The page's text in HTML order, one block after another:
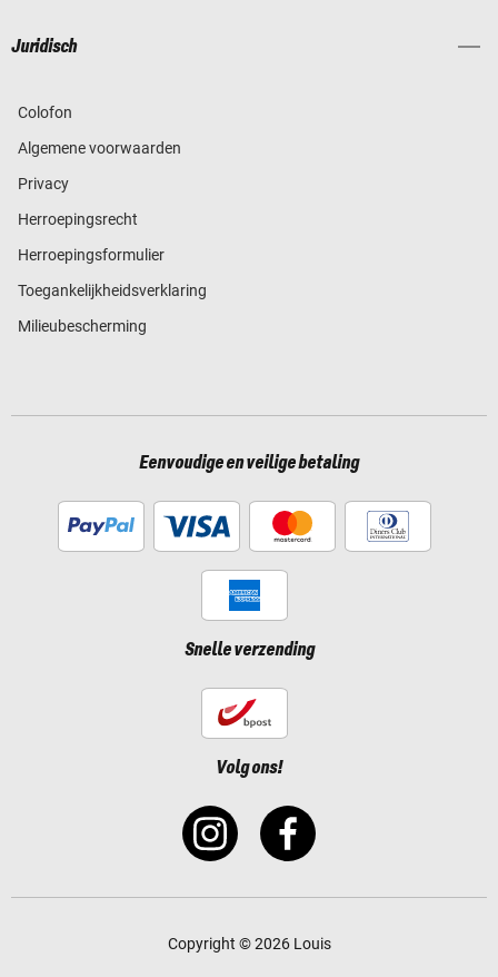
Juridisch
Colofon
Algemene voorwaarden
Privacy
Herroepingsrecht
Herroepingsformulier
Toegankelijkheidsverklaring
Milieubescherming
Eenvoudige en veilige betaling
Snelle verzending
Volg ons!
Copyright © 2026 Louis